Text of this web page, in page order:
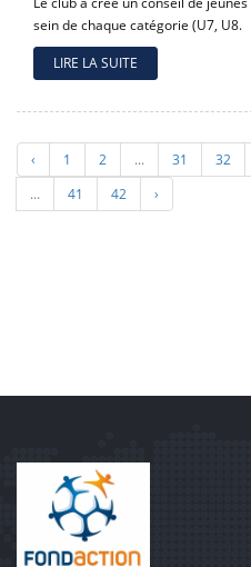
sein de chaque catégorie (U7, U8.
LIRE LA SUITE
‹ 1 2 ... 31 32
...
41 42 ›